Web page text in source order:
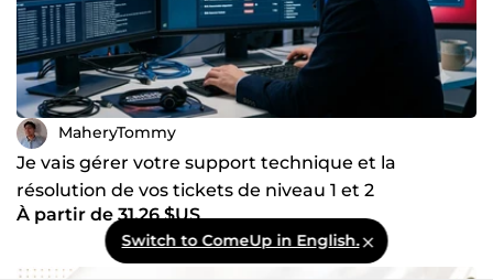
MaheryTommy
Je vais gérer votre support technique et la
résolution de vos tickets de niveau 1 et 2
À partir de 31,26 $US
Switch to ComeUp in English.